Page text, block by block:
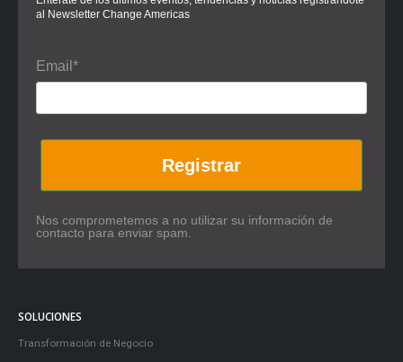
al Newsletter Change Americas
Email*
Registrar
Nos comprometemos a no utilizar su información de
contacto para enviar spam.
SOLUCIONES
Transformación de Negocio